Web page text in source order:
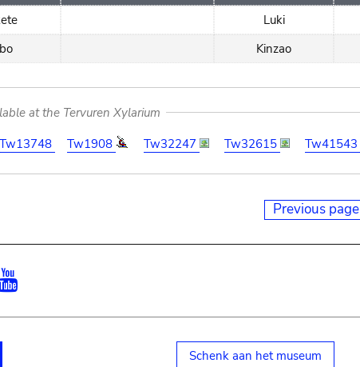
Luki
Kinzao
at the Tervuren Xylarium
Tw13748 Tw1908 Tw32247 Tw32615 Tw41543
Previous page
Schenk aan het museum